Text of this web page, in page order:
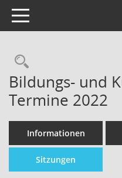
Toggle navigation
Bildungs- und
Termine 2022
Informationen
Sitzungen